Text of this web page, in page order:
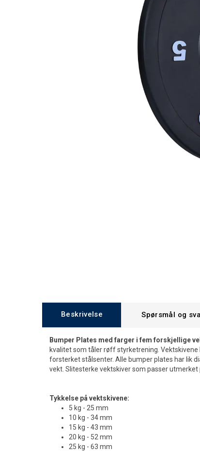
Beskrivelse Spørsmål og
Bumper Plates med farger i fem forskjellige
kvalitet som tåler røff styrketrening.
forsterket stålsenter. Alle bumper plates har lik
vekt. Slitesterke vektskiver som passer utmerket
Tykkelse på vektskivene:
5 kg - 25 mm
10 kg - 34 mm
15 kg - 43 mm
20 kg - 52 mm
25 kg - 63 mm